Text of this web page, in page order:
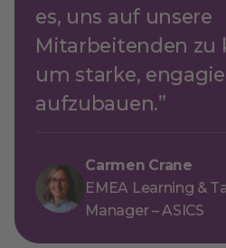
es, uns auf unsere
Mitarbeitenden zu
um starke,
aufzubauen.”
Carmen Crane
EMEA Learning &
Manager – ASICS